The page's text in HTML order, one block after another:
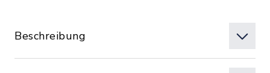
Beschreibung